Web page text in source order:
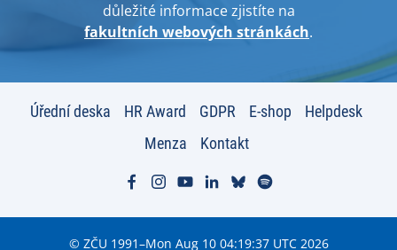
důležité informace zjistíte na
fakultních webových stránkách.
Úřední deska HR Award GDPR E-shop
Helpdesk
Menza
Kontakt
© ZČU 1991–Mon Aug 10 04:19:37 UTC 2026